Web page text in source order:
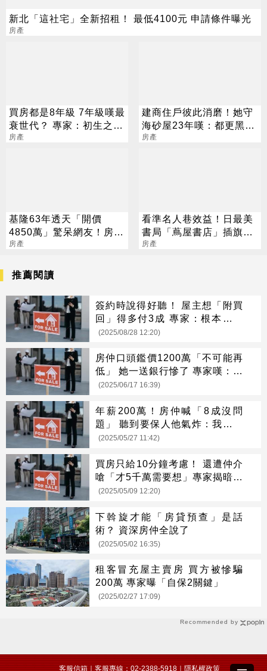
新北「這社宅」全新招租！ 最低4100元 申請條件曝光
房產
買房都是8年級 7年級嘆最
衰世代？ 專家：初生之犢
不畏虎
房產
建商住戶彼此消磨！她守
海砂屋23年嘆：都更黑髮
等到白髮
房產
基隆63年透天「開價
4850萬」驚呆網友！房仲
曝1關鍵：很誘人
房產
看準名人巷效益！日最美
書局「蔦屋書店」插旗台
中七期
房產
Recommended by
推薦閱讀
簽約時說得好聽！ 屋主想「附買
回」得多付3成 專家：根本典當
契約
(2025/08/28 12:20)
房仲口頭鑑價1200萬「不可能再
低」 她一送銀行慘了 專家嘆：都
是話術
(2025/06/17 16:39)
年薪200萬！房仲喊「8成沒問
題」 聽到要保人他氣炸：我是最
大小丑
(2025/05/27 11:42)
買房只給10分鐘考慮！ 還遭仲介
嗆「才5千萬需要想」專家揭暗黑
真相
(2025/05/09 12:20)
下斡旋才能「房貸預查」是話
術？ 資深房仲全說了
(2025/05/02 16:35)
租客冒充屋主賣房 買方被慘騙
200萬 專家曝「自保2關鍵」
(2025/02/27 17:09)
客服信箱｜客服專線：02-2388-5918｜隱私權政策